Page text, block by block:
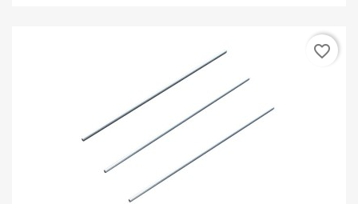
favorite_border